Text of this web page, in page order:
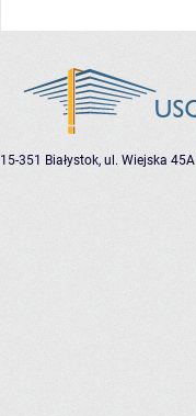
15-351 Białystok, ul. Wiejska 45A